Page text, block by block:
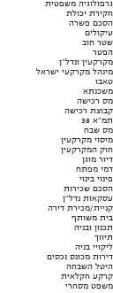
גרפולוגיה משפטית
חקירת יכולת
הסכם פשרה
עיקולים
שטר חוב
הפטר
מקרקעין ונדל"ן
מינהל מקרקעי ישראל
טאבו
משכנתא
מס רכישה
קבוצת רכישה
תמ"א 38
מס שבח
מיסוי מקרקעין
חוק המקרקעין
דיור מוגן
דמי מפתח
פינוי בינוי
הסכם שכירות
עסקאות נדל"ן
קניית/מכירת דירה
בית משותף
תכנון ובניה
תיווך
ליקויי בניה
דירות מכונס נכסים
היטל השבחה
קרקע חקלאית
משפט מסחרי